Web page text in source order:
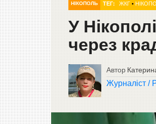
НІКОПОЛЬ ТЕГ: ЖКГ•
У
через
Автор
Журналіст /